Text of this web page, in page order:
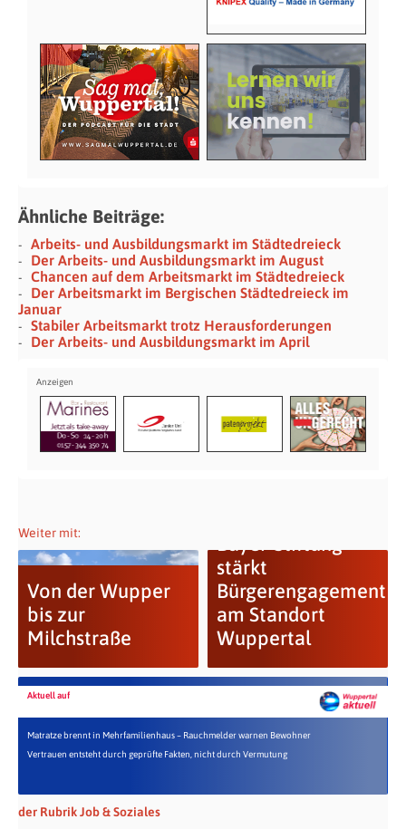
Ähnliche Beiträge:
Arbeits- und Ausbildungsmarkt im Städtedreieck
Der Arbeits- und Ausbildungsmarkt im August
Chancen auf dem Arbeitsmarkt im Städtedreieck
Der Arbeitsmarkt im Bergischen Städtedreieck im
Januar
Stabiler Arbeitsmarkt trotz Herausforderungen
Der Arbeits- und Ausbildungsmarkt im April
Weiter mit:
Von der Wupper
bis zur
Milchstraße
stärkt
Bürgerengagement
am Standort
Wuppertal
Aktuell auf
Matratze brennt in Mehrfamilienhaus – Rauchmelder warnen Bewohner
Vertrauen entsteht durch geprüfte Fakten, nicht durch Vermutung
der Rubrik Job & Soziales